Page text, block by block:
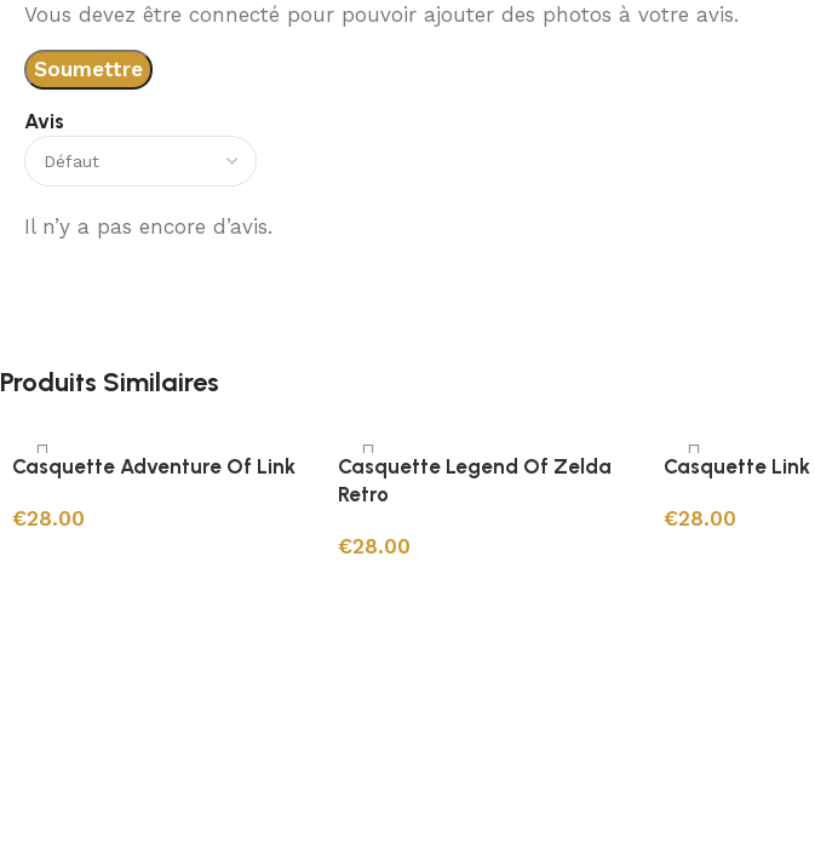
Avis
Il n’y a pas encore d’avis.
Vous devez être connecté pour pouvoir ajouter des photos à votre avis.
Produits Similaires
Casquette Adventure Of Link
€28.00
Casquette Legend Of Zelda
Retro
€28.00
Casquette
€28.00